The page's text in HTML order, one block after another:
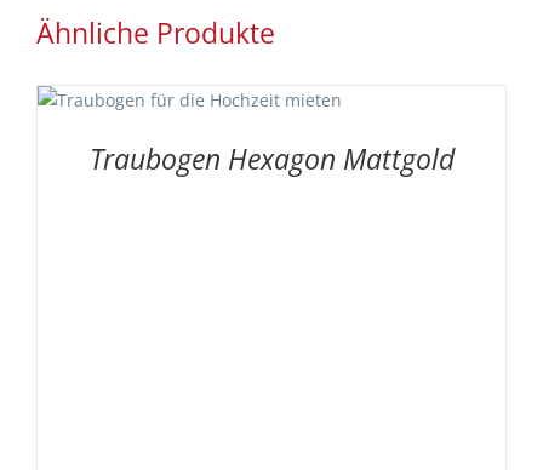
Ähnliche Produkte
Traubogen Hexagon Mattgold